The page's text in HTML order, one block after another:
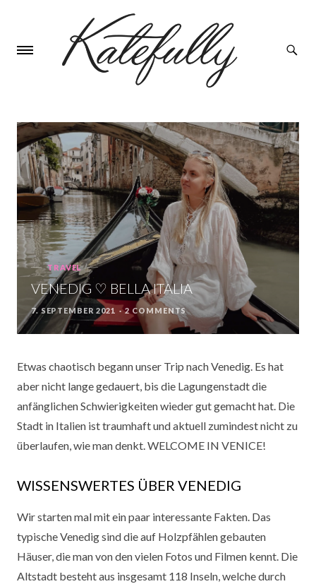
Categories
TRAVEL
VENEDIG ♡ BELLA ITALIA
POSTED
ON
7. SEPTEMBER 2021 2 COMMENTS
Etwas chaotisch begann unser Trip nach Venedig. Es hat
aber nicht lange gedauert, bis die Lagungenstadt die
anfänglichen Schwierigkeiten wieder gut gemacht hat. Die
Stadt in Italien ist traumhaft und aktuell zumindest nicht zu
überlaufen, wie man denkt. WELCOME IN VENICE!
WISSENSWERTES ÜBER VENEDIG
Wir starten mal mit ein paar interessante Fakten. Das
typische Venedig sind die auf Holzpfählen gebauten
Häuser, die man von den vielen Fotos und Filmen kennt. Die
Altstadt besteht aus insgesamt 118 Inseln, welche durch